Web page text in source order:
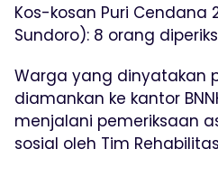
Kos-kosan Puri Cendana
Sundoro): 8 orang
Warga yang dinyatakan
diamankan ke kantor
menjalani pemeriksaan
sosial oleh Tim